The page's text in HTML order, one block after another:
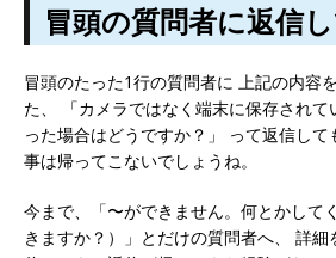
冒頭の質問者に返信
冒頭のたった1行の質問者に 上記の内容
た、 「カメラではなく端末に保存されて
った場合はどうですか？」 って返信して
事は帰ってこないでしょうね。
今まで、「〜ができません。何とかして
きますか？）」とだけの質問者へ、 詳細